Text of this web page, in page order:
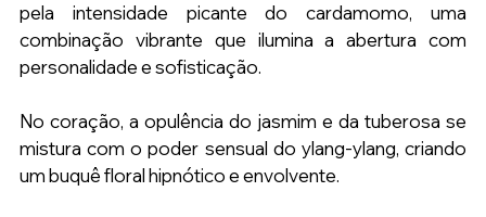
pela intensidade picante do cardamomo, uma
combinação vibrante que ilumina a abertura com
personalidade e sofisticação.
No coração, a opulência do jasmim e da tuberosa se
mistura com o poder sensual do ylang-ylang, criando
um buquê floral hipnótico e envolvente.